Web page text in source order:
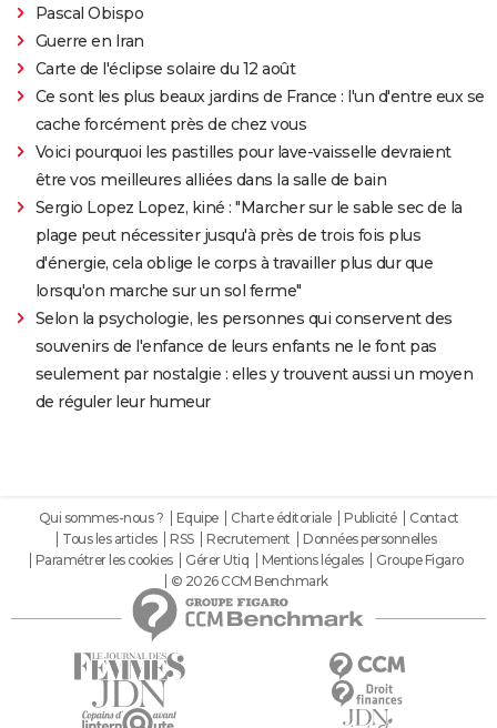
Pascal Obispo
Guerre en Iran
Carte de l'éclipse solaire du 12 août
Ce sont les plus beaux jardins de France : l'un d'entre eux se
cache forcément près de chez vous
Voici pourquoi les pastilles pour lave-vaisselle devraient
être vos meilleures alliées dans la salle de bain
Sergio Lopez Lopez, kiné : "Marcher sur le sable sec de la
plage peut nécessiter jusqu'à près de trois fois plus
d'énergie, cela oblige le corps à travailler plus dur que
lorsqu'on marche sur un sol ferme"
Selon la psychologie, les personnes qui conservent des
souvenirs de l'enfance de leurs enfants ne le font pas
seulement par nostalgie : elles y trouvent aussi un moyen
de réguler leur humeur
Qui sommes-nous ? Equipe Charte éditoriale Publicité
Contact
Tous les articles
RSS Recrutement
Données personnelles
Paramétrer les cookies
Gérer Utiq Mentions légales
Groupe Figaro
© 2026 CCM Benchmark